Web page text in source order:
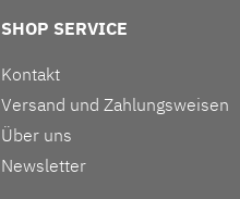
SHOP SERVICE
Kontakt
Versand und Zahlungsweisen
Über uns
Newsletter